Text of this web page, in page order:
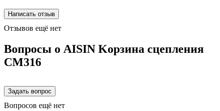
Отзывов ещё нет
Вопросы о AISIN Kорзина сцепления
CM316
Вопросов ещё нет